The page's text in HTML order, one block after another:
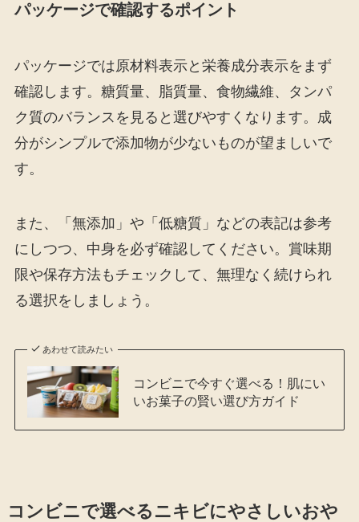
パッケージで確認するポイント
パッケージでは原材料表示と栄養成分表示をまず
確認します。糖質量、脂質量、食物繊維、タンパ
ク質のバランスを見ると選びやすくなります。成
分がシンプルで添加物が少ないものが望ましいで
す。
また、「無添加」や「低糖質」などの表記は参考
にしつつ、中身を必ず確認してください。賞味期
限や保存方法もチェックして、無理なく続けられ
る選択をしましょう。
あわせて読みたい
コンビニで今すぐ選べる！肌にい
いお菓子の賢い選び方ガイド
コンビニで選べるニキビにやさしいおや